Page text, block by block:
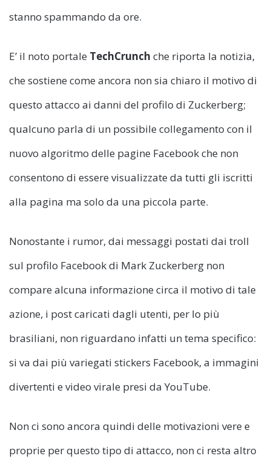
stanno spammando da ore.
E’ il noto portale TechCrunch che riporta la notizia,
che sostiene come ancora non sia chiaro il motivo di
questo attacco ai danni del profilo di Zuckerberg;
qualcuno parla di un possibile collegamento con il
nuovo algoritmo delle pagine Facebook che non
consentono di essere visualizzate da tutti gli iscritti
alla pagina ma solo da una piccola parte.
Nonostante i rumor, dai messaggi postati dai troll
sul profilo Facebook di Mark Zuckerberg non
compare alcuna informazione circa il motivo di tale
azione, i post caricati dagli utenti, per lo più
brasiliani, non riguardano infatti un tema specifico:
si va dai più variegati stickers Facebook, a immagini
divertenti e video virale presi da YouTube.
Non ci sono ancora quindi delle motivazioni vere e
proprie per questo tipo di attacco, non ci resta altro